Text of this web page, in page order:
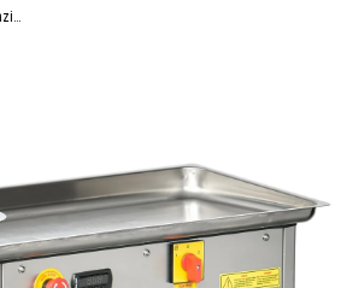
BPKM22S-Boğaziçi 22 No Soğutmalı Kıyma Makinesi Komple Krom Paslanmaz